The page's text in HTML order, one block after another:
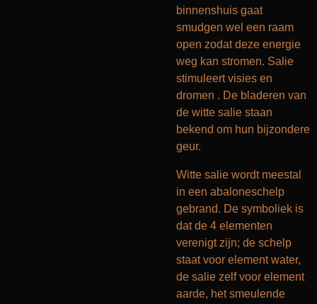
binnenshuis gaat
smudgen wel een raam
open zodat deze energie
weg kan stromen. Salie
stimuleert visies en
dromen . De bladeren van
de witte salie staan
bekend om hun bijzondere
geur.
Witte salie wordt meestal
in een abaloneschelp
gebrand. De symboliek is
dat de 4 elementen
verenigt zijn; de schelp
staat voor element water,
de salie zelf voor element
aarde, het smeulende